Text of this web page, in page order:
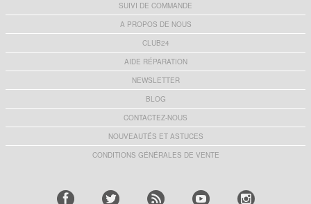
SUIVI DE COMMANDE
A PROPOS DE NOUS
CLUB24
AIDE RÉPARATION
NEWSLETTER
BLOG
CONTACTEZ-NOUS
NOUVEAUTÉS ET ASTUCES
CONDITIONS GÉNÉRALES DE VENTE